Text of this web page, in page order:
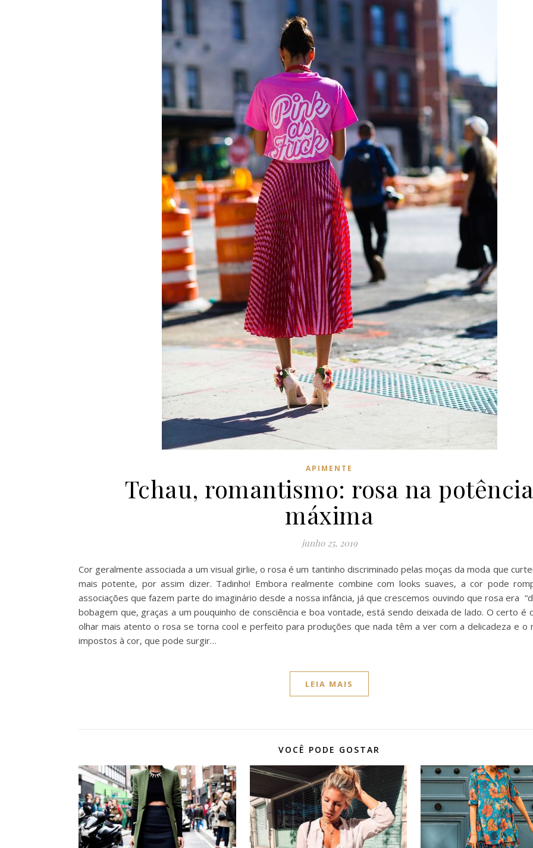
APIMENTE
Tchau, romantismo: rosa na
máxima
junho 25, 2019
Cor geralmente associada a um visual girlie, o rosa é um tantinho discriminado pelas moças da moda que
mais potente, por assim dizer. Tadinho! Embora realmente combine com looks suaves, a cor pode
associações que fazem parte do imaginário desde a nossa infância, já que crescemos ouvindo que rosa era
bobagem que, graças a um pouquinho de consciência e boa vontade, está sendo deixada de lado. O certo é
olhar mais atento o rosa se torna cool e perfeito para produções que nada têm a ver com a delicadeza e o
impostos à cor, que pode surgir…
LEIA MAIS
VOCÊ PODE GOSTAR